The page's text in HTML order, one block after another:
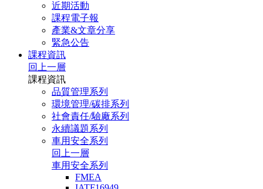
近期活動
課程電子報
產業&文章分享
緊急公告
課程資訊
回上一層
課程資訊
品質管理系列
環境管理/碳排系列
社會責任/驗廠系列
永續議題系列
車用安全系列
回上一層
車用安全系列
FMEA